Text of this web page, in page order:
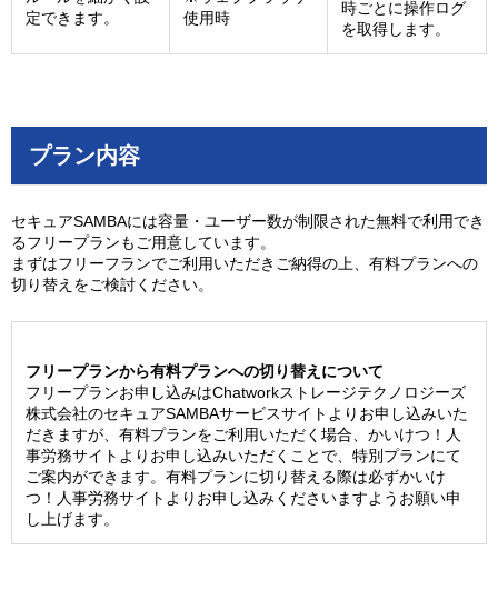
定できます。
使用時
時ごとに操作ログ
を取得します。
プラン内容
セキュアSAMBAには容量・ユーザー数が制限された無料で利用でき
るフリープランもご用意しています。
まずはフリーフランでご利用いただきご納得の上、有料プランへの
切り替えをご検討ください。
フリープランから有料プランへの切り替えについて
フリープランお申し込みはChatworkストレージテクノロジーズ
株式会社のセキュアSAMBAサービスサイトよりお申し込みいた
だきますが、有料プランをご利用いただく場合、かいけつ！人
事労務サイトよりお申し込みいただくことで、特別プランにて
ご案内ができます。有料プランに切り替える際は必ずかいけ
つ！人事労務サイトよりお申し込みくださいますようお願い申
し上げます。